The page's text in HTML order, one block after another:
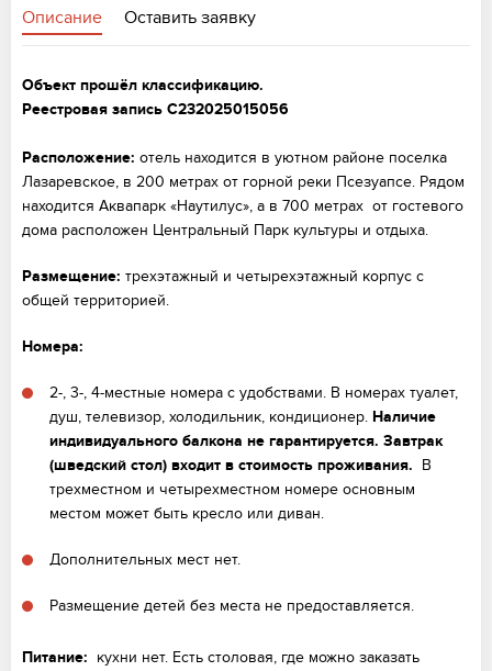
Описание Оставить заявку
Объект прошёл классификацию.
Реестровая запись С232025015056
Расположение: отель находится в уютном районе поселка
Лазаревское, в 200 метрах от горной реки Псезуапсе. Рядом
находится Аквапарк «Наутилус», а в 700 метрах от гостевого
дома расположен Центральный Парк культуры и отдыха.
Размещение: трехэтажный и четырехэтажный корпус с
общей территорией.
Номера:
2-, 3-, 4-местные номера с удобствами. В номерах туалет,
душ, телевизор, холодильник, кондиционер. Наличие
индивидуального балкона не гарантируется. Завтрак
(шведский стол) входит в стоимость проживания. В
трехместном и четырехместном номере основным
местом может быть кресло или диван.
Дополнительных мест нет.
Размещение детей без места не предоставляется.
Питание: кухни нет. Есть столовая, где можно заказать